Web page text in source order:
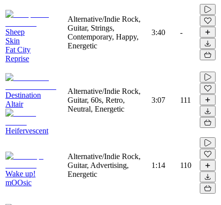
Sheep
Skin
Fat City
Reprise
Alternative/Indie Rock,
Guitar, Strings,
Contemporary, Happy,
Energetic
3:40 -
Destination
Altair
Heifervescent
Alternative/Indie Rock,
Guitar, 60s, Retro,
Neutral, Energetic
3:07 111
Wake up!
mOOsic
Alternative/Indie Rock,
Guitar, Advertising,
Energetic
1:14 110